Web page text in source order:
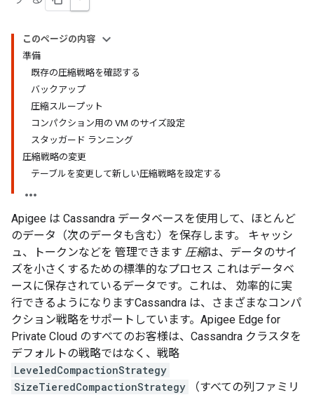
このページの内容
準備
既存の圧縮戦略を確認する
バックアップ
圧縮スループット
コンパクション用の VM のサイズ設定
スタッガード ランニング
圧縮戦略の変更
テーブルを変更して新しい圧縮戦略を設定する
Apigee は Cassandra データベースを使用して、ほとんど
のデータ（次のデータも含む）を保存します。 キャッシ
ュ、トークンなどを 管理できます 圧縮は、データのサイ
ズを小さくするための標準的なプロセス これはデータベ
ースに保存されているデータです。これは、 効率的に実
行できるようになりますCassandra は、さまざまなコンパ
クション戦略をサポートしています。Apigee Edge for
Private Cloud のすべてのお客様は、Cassandra クラスタを
デフォルトの戦略ではなく、戦略
LeveledCompactionStrategy
SizeTieredCompactionStrategy
（すべての列ファミリ